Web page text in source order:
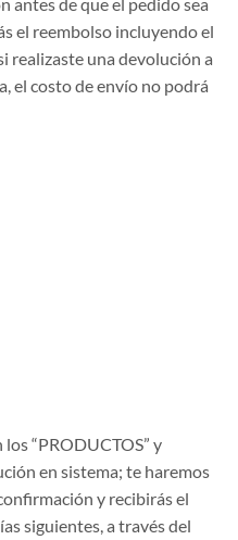
el reembolso incluyendo el
realizaste una devolución a
el costo de envío no podrá
“PRODUCTOS” y
en sistema; te haremos
y recibirás el
siguientes, a través del